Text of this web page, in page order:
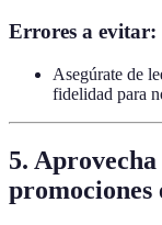
Errores a evitar:
Asegúrate de
fidelidad para
5. Aprovecha
promociones